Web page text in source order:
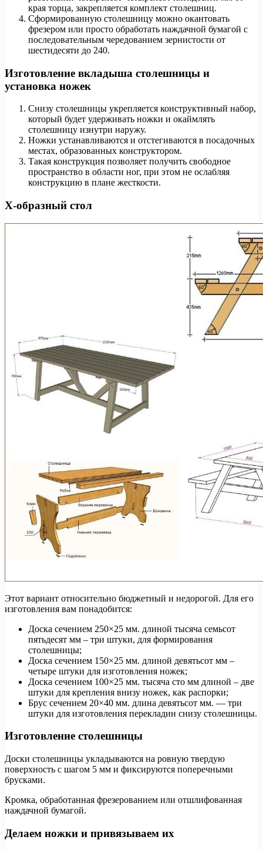
края торца, закрепляется комплект столешниц.
Сформированную столешницу можно окантовать
фрезером или просто обработать наждачной бумагой с
последовательным чередованием зернистости от
шестидесяти до 240.
Изготовление вкладыша столешницы и
установка ножек
Снизу столешницы укрепляется конструктивный набор,
который будет удерживать ножки и окаймлять
столешницу изнутри наружу.
Ножки устанавливаются и отстегиваются в посадочных
местах, образованных конструктором.
Такая конструкция позволяет получить свободное
пространство в области ног, при этом не ослабляя
конструкцию в плане жесткости.
Х-образный стол
Этот вариант относительно бюджетный и недорогой. Для его
изготовления вам понадобится:
Доска сечением 250×25 мм. длиной тысяча семьсот
пятьдесят мм – три штуки, для формирования
столешницы;
Доска сечением 150×25 мм. длиной девятьсот мм –
четыре штуки для изготовления ножек;
Доска сечением 100×25 мм. тысяча сто мм длиной – две
штуки для крепления внизу ножек, как распорки;
Брус сечением 20×40 мм. длина девятьсот мм. — три
штуки для изготовления перекладин снизу столешницы.
Изготовление столешницы
Доски столешницы укладываются на ровную твердую
поверхность с шагом 5 мм и фиксируются поперечными
брусками.
Кромка, обработанная фрезерованием или отшлифованная
наждачной бумагой.
Делаем ножки и привязываем их